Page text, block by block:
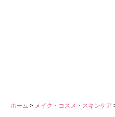
ホーム > メイク・コスメ・スキンケア